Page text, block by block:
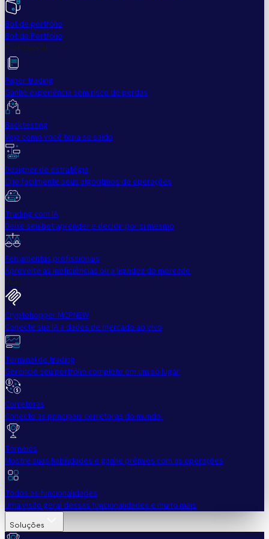
Bot de portfólio
Bot de Portfólio
Profissional
Paper trading
Ganhe experiência sem risco de perdas
Backtesting
Veja como você teria se saído
Designer de estratégia
Crie facilmente seus algoritmos de operações
Trading com IA
Deixe seu bot aprender e decidir por si mesmo
Ferramentas profissionais
Aproveite as ineficiências ou a liquidez do mercado
Mais
Cryptohopper MCPNEW
Conecte sua IA a dados de mercado ao vivo
Terminal de trading
Gerencie seu portfólio completo em um só lugar
Corretoras
Conecte as principais corretoras do mundo.
Torneios
Mostre suas habilidades e ganhe prêmios com as operações
Todos as funcionalidades
Uma visão geral dessas funcionalidades e muito mais
Soluções